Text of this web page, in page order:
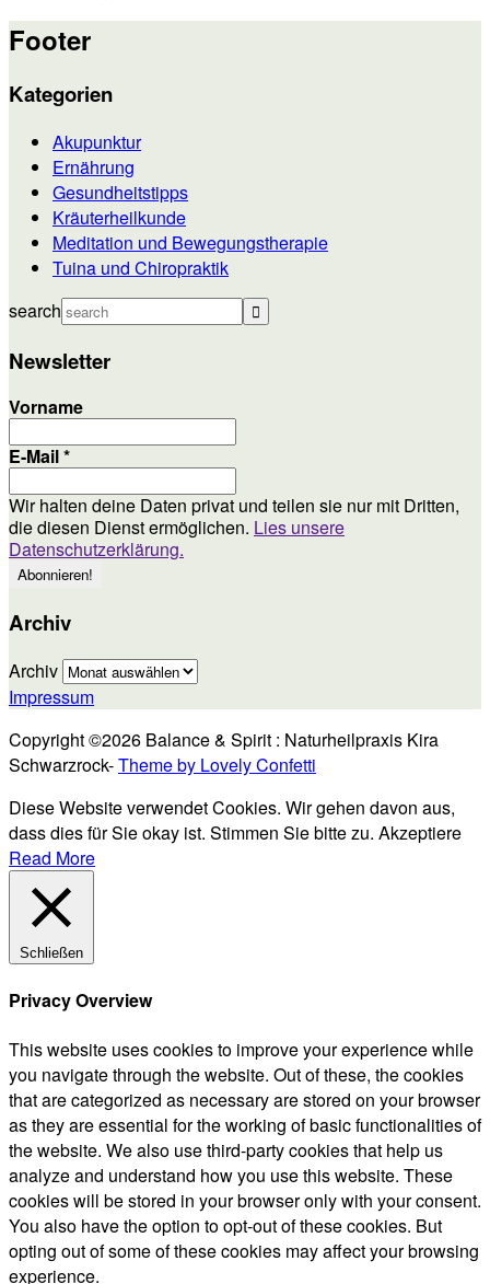
Footer
Kategorien
Akupunktur
Ernährung
Gesundheitstipps
Kräuterheilkunde
Meditation und Bewegungstherapie
Tuina und Chiropraktik
search
Newsletter
Vorname
E-Mail*
Wir halten deine Daten privat und teilen sie nur mit Dritten,
die diesen Dienst ermöglichen. Lies unsere
Datenschutzerklärung.
Archiv
Archiv
Impressum
Copyright ©2026 Balance & Spirit : Naturheilpraxis Kira
Schwarzrock-Theme by Lovely Confetti
Diese Website verwendet Cookies. Wir gehen davon aus,
dass dies für Sie okay ist. Stimmen Sie bitte zu. Akzeptiere
Read More
Schließen
Privacy Overview
This website uses cookies to improve your experience while
you navigate through the website. Out of these, the cookies
that are categorized as necessary are stored on your browser
as they are essential for the working of basic functionalities of
the website. We also use third-party cookies that help us
analyze and understand how you use this website. These
cookies will be stored in your browser only with your consent.
You also have the option to opt-out of these cookies. But
opting out of some of these cookies may affect your browsing
experience.